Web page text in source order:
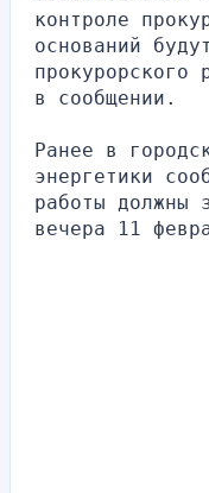
контроле
оснований
прокурорского
в сообщении.
Ранее в
энергетики
работы должны
вечера 11